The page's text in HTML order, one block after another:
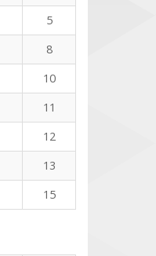
5
8
10
11
12
13
15